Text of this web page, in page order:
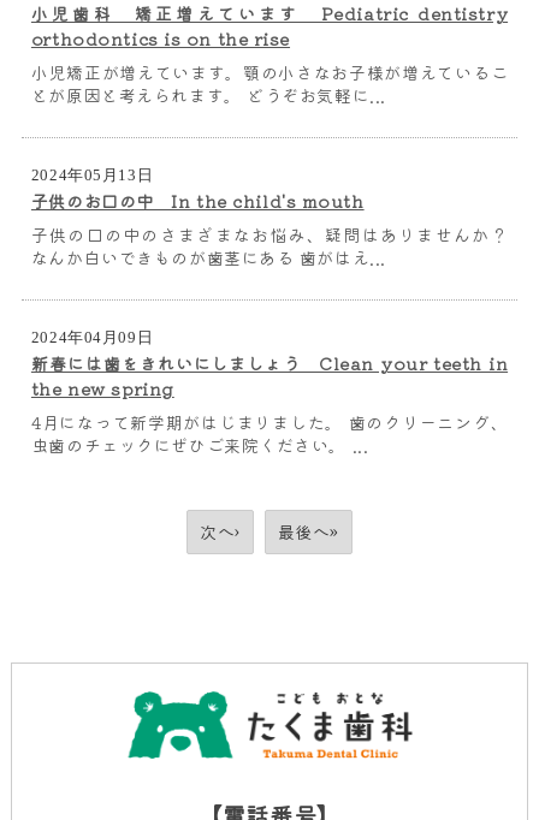
小児歯科 矯正増えています Pediatric dentistry
orthodontics is on the rise
小児矯正が増えています。顎の小さなお子様が増えているこ
とが原因と考えられます。 どうぞお気軽に...
2024年05月13日
子供のお口の中 In the child's mouth
子供の口の中のさまざまなお悩み、疑問はありませんか？
なんか白いできものが歯茎にある 歯がはえ...
2024年04月09日
新春には歯をきれいにしましょう Clean your teeth in
the new spring
4月になって新学期がはじまりました。 歯のクリーニング、
虫歯のチェックにぜひご来院ください。 ...
次へ› 最後へ»